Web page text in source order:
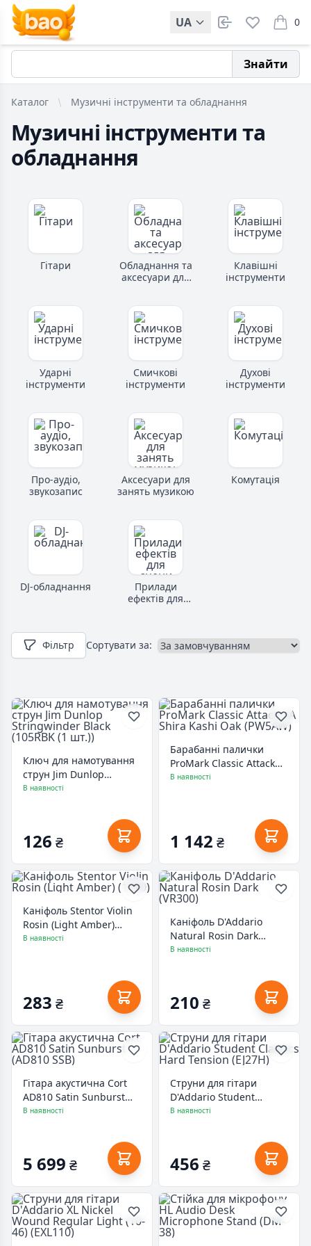
UA 0
items
Знайти
Каталог Музичні інструменти та обладнання
Музичні інструменти та
обладнання
Гітари
Обладнання та
аксесуари для
Клавішні
інструменти
Ударні
інструменти
Смичкові
інструменти
Духові
інструменти
Про-аудіо,
звукозапис
Аксесуари для
занять музикою
Комутація
DJ-обладнання
Прилади
ефектів для
Фільтр Сортувати за:
Ключ для намотування
струн Jim Dunlop
Stringwinder Black
В наявності
126 ₴
Барабанні палички
ProMark Classic Attack
5A Shira Kashi Oak
В наявності
1 142 ₴
Каніфоль Stentor Violin
Rosin (Light Amber)
(1390)
В наявності
283 ₴
Каніфоль D'Addario
Natural Rosin Dark
(VR300)
В наявності
210 ₴
Гітара акустична Cort
AD810 Satin Sunburst
(AD810 SSB)
В наявності
5 699 ₴
Струни для гітари
D'Addario Student
Classics Hard Tension
В наявності
456 ₴